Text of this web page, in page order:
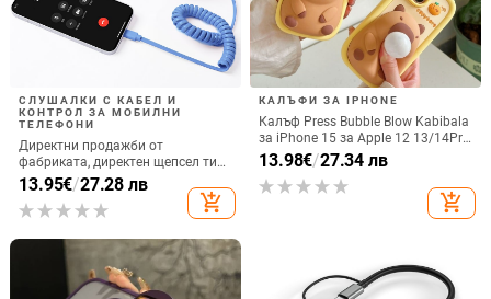
СЛУШАЛКИ С КАБЕЛ И
КОНТРОЛ ЗА МОБИЛНИ
ТЕЛЕФОНИ
Директни продажби от
фабриката, директен щепсел тип
C, мобилен телефон, Douyin
Internet Celebrity, електрически
микрофон, слушалки с C порт,
13.95€/27.28 лв
add_shopping_cart
КАЛЪФИ ЗА IPHONE
Калъф Press Bubble Blow Kabibala
за iPhone 15 за Apple 12 13/14Pro
Max, устойчив на изпускане 11
13.98€/27.34 лв
add_shopping_cart